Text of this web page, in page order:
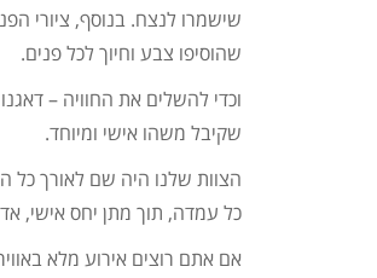
שישמרו לנצח. בנוסף, ציורי
שהוסיפו צבע וחיוך לכל פנים.
וכדי להשלים את החוויה –
שקיבל משהו אישי ומיוחד.
הצוות שלנו היה שם לאורך
כל עמדה, תוך מתן יחס אישי,
אם אתם רוצים אירוע מלא